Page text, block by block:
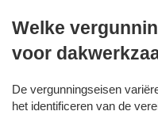
Welke
voor
De vergunningseisen
het identificeren van de